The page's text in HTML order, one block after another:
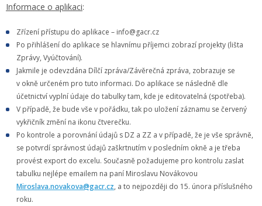
Informace o aplikaci:
Zřízení přístupu do aplikace – info@gacr.cz
Po přihlášení do aplikace se hlavnímu příjemci zobrazí projekty (lišta
Zprávy, Vyúčtování).
Jakmile je odevzdána Dílčí zpráva/Závěrečná zpráva, zobrazuje se
v okně určeném pro tuto informaci. Do aplikace se následně dle
účetnictví vyplní údaje do tabulky tam, kde je editovatelná (spotřeba).
V případě, že bude vše v pořádku, tak po uložení záznamu se červený
vykřičník změní na ikonu čtverečku.
Po kontrole a porovnání údajů s DZ a ZZ a v případě, že je vše správně,
se potvrdí správnost údajů zaškrtnutím v posledním okně a je třeba
provést export do excelu. Současně požadujeme pro kontrolu zaslat
tabulku nejlépe emailem na paní Miroslavu Novákovou
Miroslava.novakova@gacr.cz, a to nejpozději do 15. února příslušného
roku.